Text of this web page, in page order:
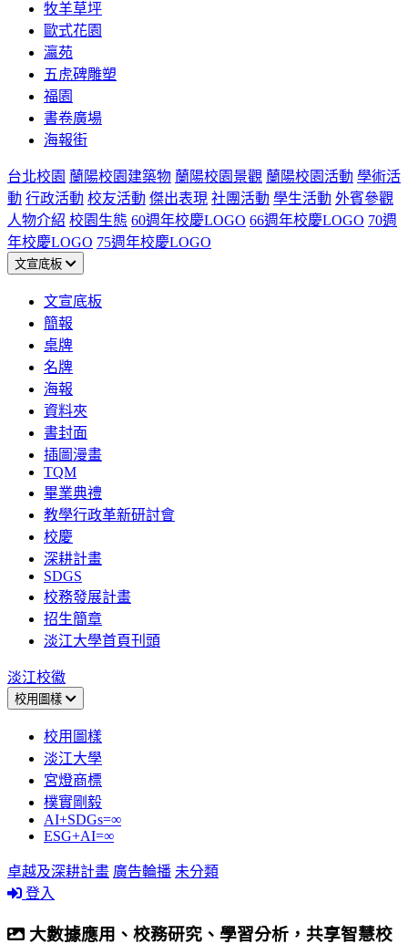
牧羊草坪
歐式花園
瀛苑
五虎碑雕塑
福園
書卷廣場
海報街
台北校園 蘭陽校園建築物 蘭陽校園景觀 蘭陽校園活動 學術活
動 行政活動 校友活動 傑出表現 社團活動 學生活動 外賓參觀
人物介紹 校園生態 60週年校慶LOGO 66週年校慶LOGO 70週
年校慶LOGO 75週年校慶LOGO
文宣底板
文宣底板
簡報
桌牌
名牌
海報
資料夾
書封面
插圖漫畫
TQM
畢業典禮
教學行政革新研討會
校慶
深耕計畫
SDGS
校務發展計畫
招生簡章
淡江大學首頁刊頭
淡江校徽
校用圖樣
校用圖樣
淡江大學
宮燈商標
樸實剛毅
AI+SDGs=∞
ESG+AI=∞
卓越及深耕計畫 廣告輪播 未分類
登入
大數據應用、校務研究、學習分析，共享智慧校